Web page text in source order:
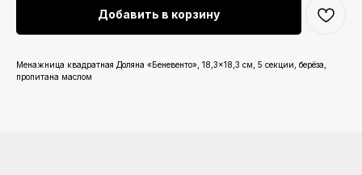
Добавить в корзину
Менажница квадратная Доляна «Беневенто», 18,3×18,3 см, 5 секции, берёза,
пропитана маслом